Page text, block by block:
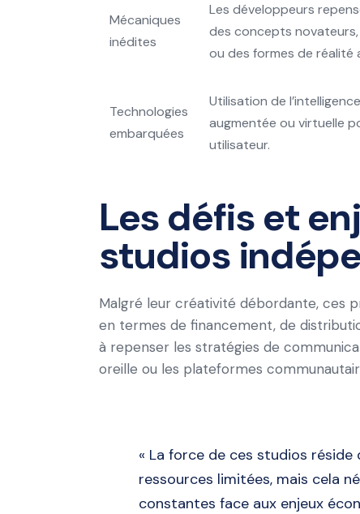
Mécaniques
inédites
Les développeurs
des concepts
ou des formes de réalité
Technologies
embarquées
Utilisation de
augmentée ou virtuelle
utilisateur.
Les défis et
studios
Malgré leur créativité débordante, ces
en termes de financement, de
à repenser les stratégies de
oreille ou les plateformes
« La force de ces studios
ressources limitées, mais cela
constantes face aux enjeux